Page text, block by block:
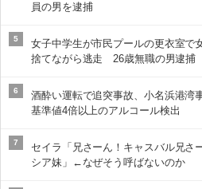
員の男を逮捕
5
女子中学生が市民プールの更衣室
捨てながら逃走 26歳無職の男逮捕
6
酒酔い運転で追突事故、小名浜港湾
基準値4倍以上のアルコール検出
7
セイラ「兄さーん！キャスバル兄さ
シア妹」←なぜそう呼ばないのか